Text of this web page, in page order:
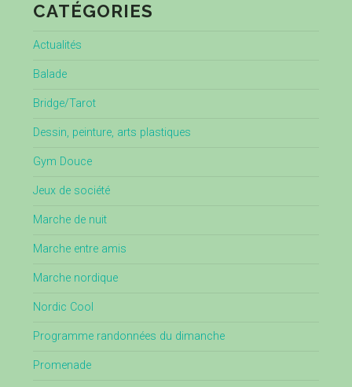
CATÉGORIES
Actualités
Balade
Bridge/Tarot
Dessin, peinture, arts plastiques
Gym Douce
Jeux de société
Marche de nuit
Marche entre amis
Marche nordique
Nordic Cool
Programme randonnées du dimanche
Promenade